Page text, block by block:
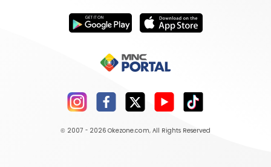
© 2007 - 2026 Okezone.com, All Rights Reserved